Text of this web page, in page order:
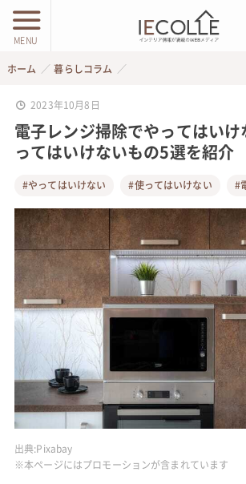
MENU
ホーム 暮らしコラム
2023年10月8日
電子レンジ掃除でやってはい
ってはいけないもの5選を紹介
#やってはいけない #使ってはいけない #
出典:Pixabay
※本ページにはプロモーションが含まれています